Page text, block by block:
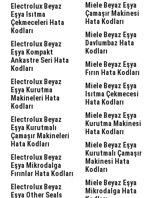
Electrolux Beyaz
Eşya Isıtma
Çekmeceleri Hata
Kodları
Electrolux Beyaz
Eşya Kompakt
Ankastre Seri Hata
Kodları
Electrolux Beyaz
Eşya Kurutma
Makineleri Hata
Kodları
Electrolux Beyaz
Eşya Kurutmalı
Çamaşır Makineleri
Hata Kodları
Electrolux Beyaz
Eşya Mikrodalga
Fırınlar Hata Kodları
Electrolux Beyaz
Eşya Other Seals
Miele Beyaz Eşya
Çamaşır Makinesi
Hata Kodları
Miele Beyaz Eşya
Davlumbaz Hata
Kodları
Miele Beyaz Eşya
Fırın Hata Kodları
Miele Beyaz Eşya
Isıtma Çekmecesi
Hata Kodları
Miele Beyaz Eşya
Kurutma Makinesi
Hata Kodları
Miele Beyaz Eşya
Kurutmalı Çamaşır
Makinesi Hata
Kodları
Miele Beyaz Eşya
Mikrodalga Hata